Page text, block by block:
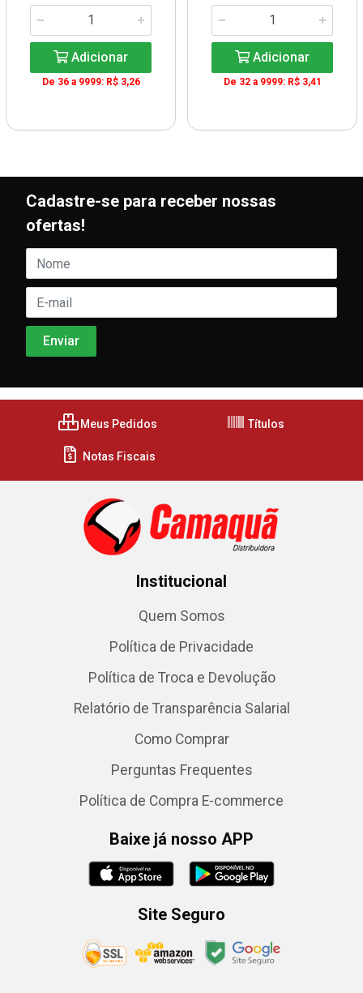
Adicionar
De 36 a 9999: R$ 3,26
Adicionar
De 32 a 9999: R$ 3,41
Cadastre-se para receber nossas
ofertas!
Meus Pedidos Títulos
Notas Fiscais
Institucional
Quem Somos
Política de Privacidade
Política de Troca e Devolução
Relatório de Transparência Salarial
Como Comprar
Perguntas Frequentes
Política de Compra E-commerce
Baixe já nosso APP
Site Seguro